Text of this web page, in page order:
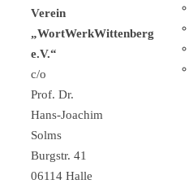
Verein
„WortWerkWittenberg
e.V.“
c/o
Prof. Dr.
Hans-Joachim
Solms
Burgstr. 41
06114 Halle